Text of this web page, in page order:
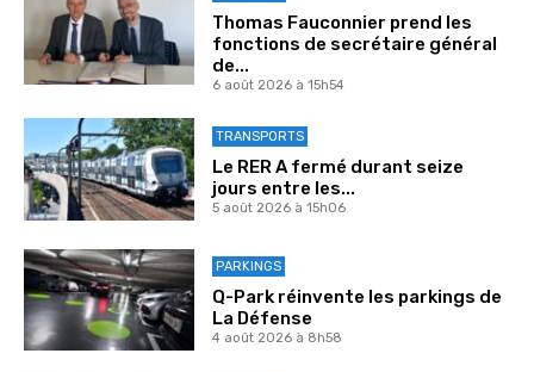
Thomas Fauconnier prend les
fonctions de secrétaire général
de...
6 août 2026 à 15h54
TRANSPORTS
Le RER A fermé durant seize
jours entre les...
5 août 2026 à 15h06
PARKINGS
Q-Park réinvente les parkings de
La Défense
4 août 2026 à 8h58